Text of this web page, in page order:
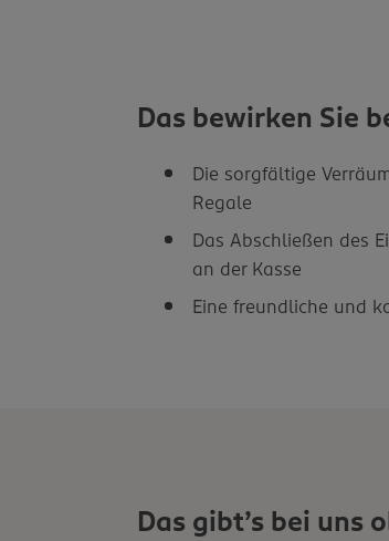
Das bewirken Sie
Die sorgfältige
Regale
Das Abschließen des
an der Kasse
Eine freundliche und
Das gibt’s bei uns